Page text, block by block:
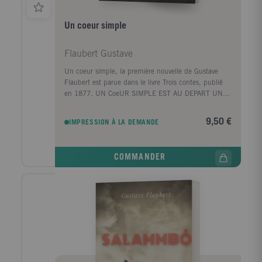
commentée par Jacques Neefs.
Un coeur simple
Flaubert Gustave
Un coeur simple, la première nouvelle de Gustave
Flaubert est parue dans le livre Trois contes, publié
en 1877. UN CoeUR SIMPLE EST AU DEPART UNE
L'HISTOIRE D'UNE SERVANTE AU XIXE SIECLE, EN
veuve endettée et mère de deux enfants, qui a dû
à Pont-l'Evêque. Servante modèle, Félicité est entrée
au service de Mme Aubain à l'âge de 18 ans suite à
s'est marié avec une vieille femme pour échapper à la
conscription -. Félicité s'occupe des enfants de Mme
Aubain, Paul et Virginie, âgés de sept et quatre ans
au collège de Caen. Félicité souffre d'abord de ce
IMPRESSION À LA DEMANDE 9,50 €
COMMANDER